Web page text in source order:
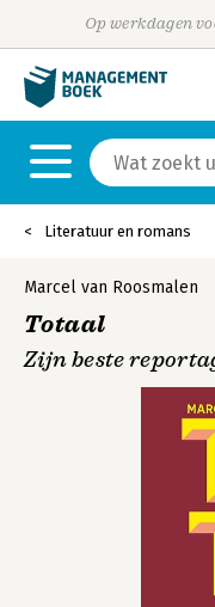
Op werkdagen
Literatuur en romans
Marcel van Roosmalen
Totaal
Zijn beste